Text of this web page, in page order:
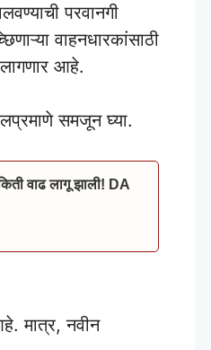
परवानगी
वाहनधारकांसाठी
आहे.
समजून घ्या.
वाढ लागू झाली! DA
मात्र, नवीन